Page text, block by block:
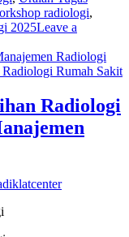
radiologi,
2025Leave a
Radiologi
Radiologi Rumah Sakit
Radiologi